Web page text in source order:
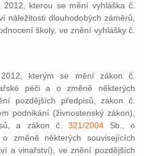
kterou se mění vyhláška č.
náležitosti dlouhodobých záměrů,
školy, ve znění vyhlášky č.
kterým se mění zákon č.
péči a o změně některých
pozdějších předpisů, zákon č.
podnikání (živnostenský zákon),
a zákon č. 321/2004Sb., o
změně některých souvisejících
a vinařství), ve znění pozdějších